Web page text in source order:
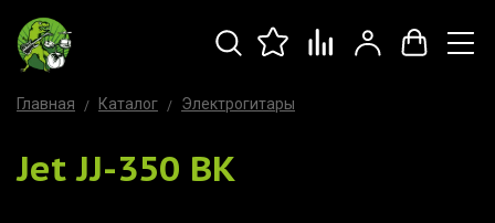
Главная Каталог Электрогитары
Jet JJ-350 BK